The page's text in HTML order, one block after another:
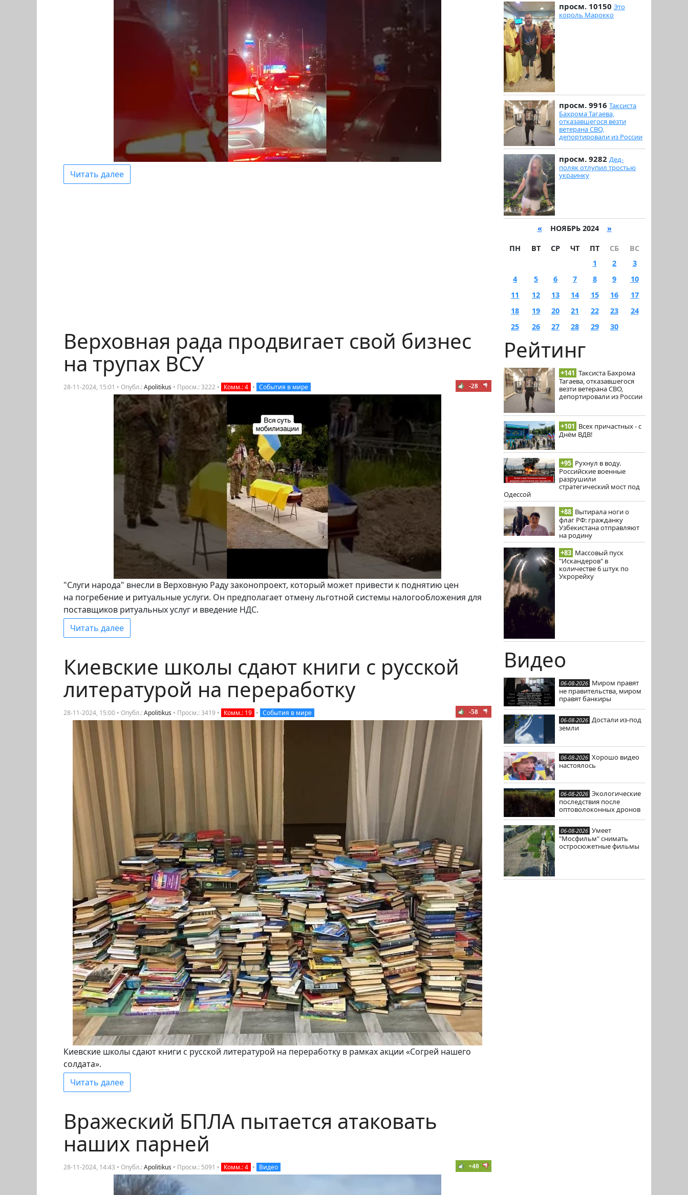
просм. 10150 Это
король Марокко
просм. 9916 Таксиста
Бахрома Тагаева,
отказавшегося везти
ветерана СВО,
депортировали из России
просм. 9282 Дед-
поляк отлупил тростью
украинку
« НОЯБРЬ 2024 »
ПН ВТ СР ЧТ ПТ СБ
ВС
1
2
3
4
5 6 7 8 9
10
11
12 13 14 15 16
17
18
19 20 21 22 23
24
25
26 27 28 29 30
Рейтинг
+141 Таксиста Бахрома
Тагаева, отказавшегося
везти ветерана СВО,
депортировали из России
+101 Всех причастных - с
Днём ВДВ!
+95 Рухнул в воду.
Российские военные
разрушили
стратегический мост под
Одессой
+88 Вытирала ноги о
флаг РФ: гражданку
Узбекистана отправляют
на родину
+83 Массовый пуск
"Искандеров" в
количестве 6 штук по
Укрорейху
Видео
06-08-2026 Миром правят
не правительства, миром
правят банкиры
06-08-2026 Достали из-под
земли
06-08-2026 Хорошо видео
настоялось
06-08-2026 Экологические
последствия после
оптоволоконных дронов
06-08-2026 Умеет
"Мосфильм" снимать
остросюжетные фильмы
Читать далее
Верховная рада продвигает свой бизнес
на трупах ВСУ
28-11-2024, 15:01 • Опубл.:Apolitikus • Просм.: 3222 • Комм.: 4 • События в мире -28
"Слуги народа" внесли в Верховную Раду законопроект, который может привести к поднятию цен
на погребение и ритуальные услуги. Он предполагает отмену льготной системы налогообложения для
поставщиков ритуальных услуг и введение НДС.
Читать далее
Киевские школы сдают книги с русской
литературой на переработку
28-11-2024, 15:00 • Опубл.:Apolitikus • Просм.: 3419 • Комм.: 19 • События в мире -58
Киевские школы сдают книги с русской литературой на переработку в рамках акции «Согрей нашего
солдата».
Читать далее
Вражеский БПЛА пытается атаковать
наших парней
28-11-2024, 14:43 • Опубл.:Apolitikus • Просм.: 5091 • Комм.: 4 • Видео +40